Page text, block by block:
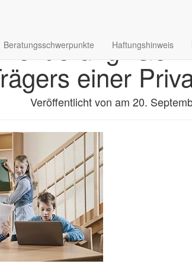
Beratungsschwerpunkte Haftungshinweis
einer
Veröffentlicht von am 20.